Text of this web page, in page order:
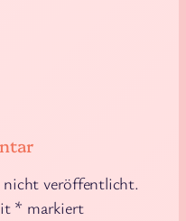
nicht veröffentlicht.
* markiert